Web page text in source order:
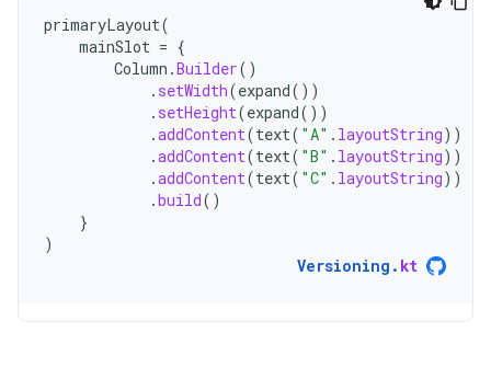
primaryLayout(
mainSlot = {
Column .Builder()
. setWidth(expand())
. setHeight(expand())
.addContent(text( "A" . layoutString))
.addContent(text( "B" . layoutString))
.addContent(text( "C" . layoutString))
.build()
}
)
Versioning . kt